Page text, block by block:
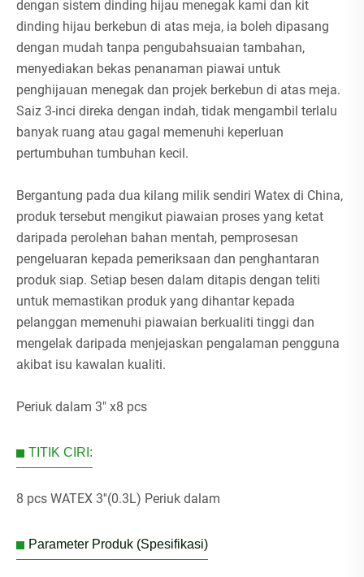
dengan sistem dinding hijau menegak kami dan kit
dinding hijau berkebun di atas meja, ia boleh dipasang
dengan mudah tanpa pengubahsuaian tambahan,
menyediakan bekas penanaman piawai untuk
penghijauan menegak dan projek berkebun di atas meja.
Saiz 3-inci direka dengan indah, tidak mengambil terlalu
banyak ruang atau gagal memenuhi keperluan
pertumbuhan tumbuhan kecil.
Bergantung pada dua kilang milik sendiri Watex di China,
produk tersebut mengikut piawaian proses yang ketat
daripada perolehan bahan mentah, pemprosesan
pengeluaran kepada pemeriksaan dan penghantaran
produk siap. Setiap besen dalam ditapis dengan teliti
untuk memastikan produk yang dihantar kepada
pelanggan memenuhi piawaian berkualiti tinggi dan
mengelak daripada menjejaskan pengalaman pengguna
akibat isu kawalan kualiti.
Periuk dalam 3" x8 pcs
TITIK CIRI:
8 pcs WATEX 3''(0.3L) Periuk dalam
Parameter Produk (Spesifikasi)